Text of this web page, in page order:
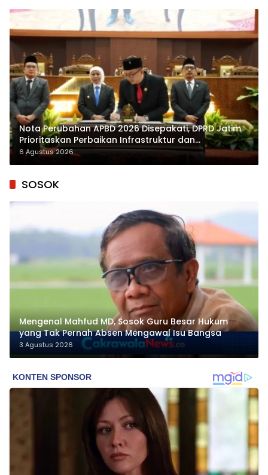
Nota Perubahan APBD 2026 Disepakati, DPRD Jatim
Prioritaskan Perbaikan Infrastruktur dan
Penyelesaian TPG
6 Agustus 2026
SOSOK
Mengenal Mahfud MD, Sosok Guru Besar Hukum
yang Tak Pernah Absen Mengawal Isu Bangsa
3 Agustus 2026